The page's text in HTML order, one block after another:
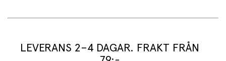
LEVERANS 2–4 DAGAR. FRAKT FRÅN